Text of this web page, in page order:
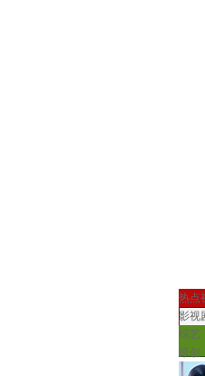
热点
影视
综艺
原创